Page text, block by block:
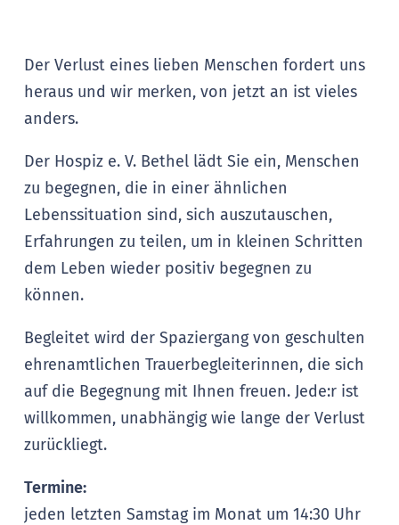
Der Verlust eines lieben Menschen fordert uns
heraus und wir merken, von jetzt an ist vieles
anders.
Der Hospiz e. V. Bethel lädt Sie ein, Menschen
zu begegnen, die in einer ähnlichen
Lebenssituation sind, sich auszutauschen,
Erfahrungen zu teilen, um in kleinen Schritten
dem Leben wieder positiv begegnen zu
können.
Begleitet wird der Spaziergang von geschulten
ehrenamtlichen Trauerbegleiterinnen, die sich
auf die Begegnung mit Ihnen freuen. Jede:r ist
willkommen, unabhängig wie lange der Verlust
zurückliegt.
Termine:
jeden letzten Samstag im Monat um 14:30 Uhr